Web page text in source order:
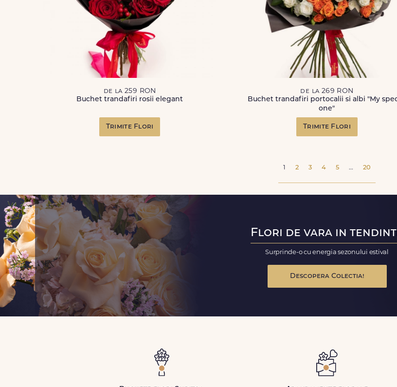
de la 259 RON
Buchet trandafiri rosii elegant
Trimite Flori
de la 269 RON
Buchet trandafiri portocalii si albi "My
one"
Trimite Flori
1 2 3 4 5 ... 20
Flori de vara in
Surprinde-o cu energia sezonului estival
Descopera Colectia!